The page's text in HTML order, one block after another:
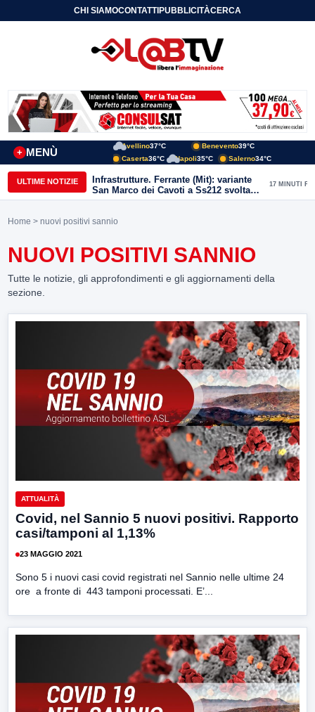
CHI SIAMOCONTATTIPUBBLICITÀCERCA
MENÙ
+
Avellino37°C Benevento39°C
Caserta36°C Napoli35°C Salerno34°C
ULTIME NOTIZIE
Infrastrutture. Ferrante (Mit): variante
San Marco dei Cavoti a Ss212 svolta
per il Sannio. Avanti con rilancio aree
17 MINUTI FA
Home > nuovi positivi sannio
NUOVI POSITIVI SANNIO
Tutte le notizie, gli approfondimenti e gli aggiornamenti della
sezione.
ATTUALITÀ
Covid, nel Sannio 5 nuovi positivi. Rapporto
casi/tamponi al 1,13%
23 MAGGIO 2021
Sono 5 i nuovi casi covid registrati nel Sannio nelle ultime 24
ore a fronte di 443 tamponi processati. E’...